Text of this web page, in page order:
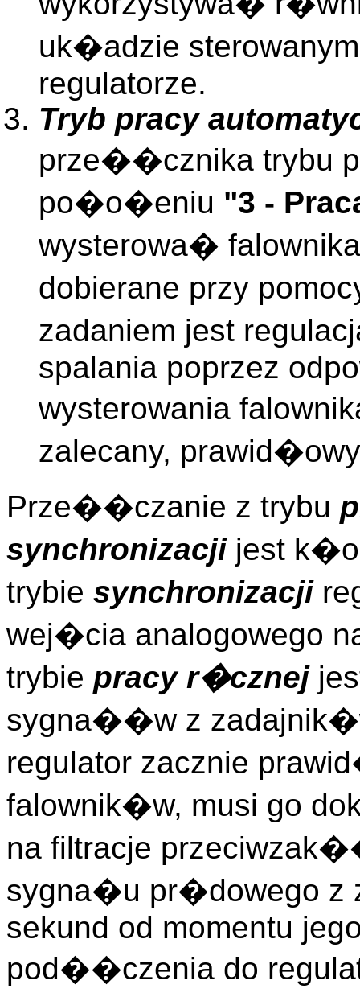
uk�adzie
regulatorze.
Tryb pracy
prze��cznika trybu
po�o�eniu "3 -
wysterowa�
dobierane przy
zadaniem jest
spalania poprzez
wysterowania
zalecany,
Prze��czanie z trybu
synchronizacjijest
trybie synchronizacji
wej�cia analogowego
trybie pracy r�cznej
sygna��w z
regulator zacznie
falownik�w, musi go
na filtracje
sygna�u pr�dowego z
sekund od momentu
pod��czenia do